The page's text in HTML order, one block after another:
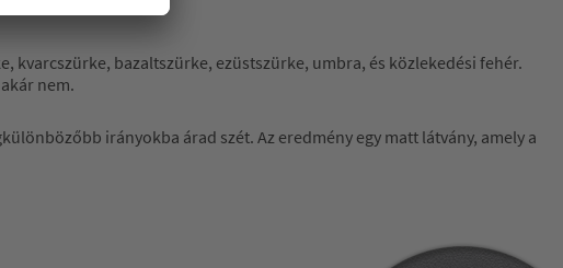
kvarcszürke, bazaltszürke, ezüstszürke, umbra, és közlekedési fehér.
nem.
irányokba árad szét. Az eredmény egy matt látvány, amely a